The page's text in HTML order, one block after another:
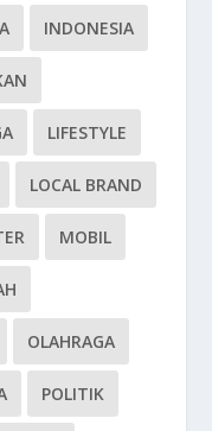
INDONESIA
LIFESTYLE
LOCAL BRAND
MOBIL
OLAHRAGA
POLITIK